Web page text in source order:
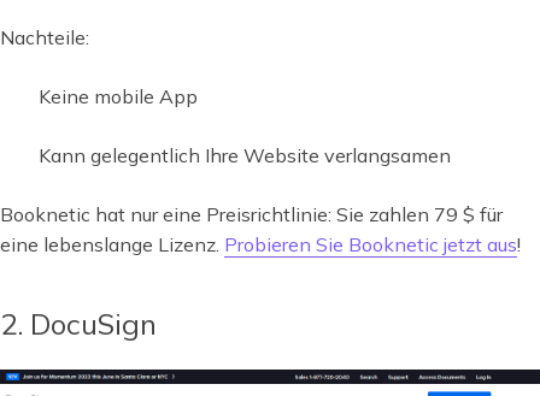
Nachteile:
Keine mobile App
Kann gelegentlich Ihre Website verlangsamen
Booknetic hat nur eine Preisrichtlinie: Sie zahlen 79 $ für
eine lebenslange Lizenz. Probieren Sie Booknetic jetzt aus!
2. DocuSign